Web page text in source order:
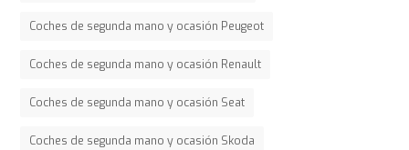
Coches de segunda mano y ocasión Peugeot
Coches de segunda mano y ocasión Renault
Coches de segunda mano y ocasión Seat
Coches de segunda mano y ocasión Skoda